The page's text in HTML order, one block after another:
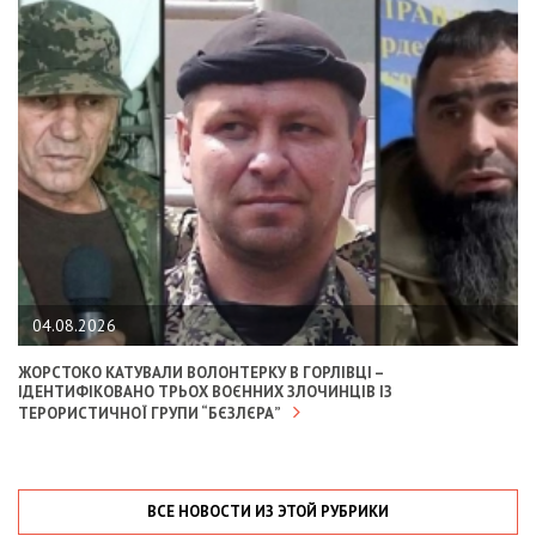
04.08.2026
ЖОРСТОКО КАТУВАЛИ ВОЛОНТЕРКУ В ГОРЛІВЦІ –
ІДЕНТИФІКОВАНО ТРЬОХ ВОЄННИХ ЗЛОЧИНЦІВ ІЗ
ТЕРОРИСТИЧНОЇ ГРУПИ “БЄЗЛЄРА”
ВСЕ НОВОСТИ ИЗ ЭТОЙ РУБРИКИ